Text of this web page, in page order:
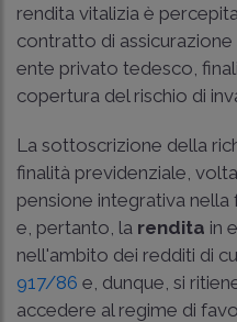
rendita vitalizia è
contratto di
ente privato tedesco,
copertura del rischio di
La sottoscrizione della
finalità previdenziale,
pensione integrativa
e, pertanto, la rendita in
nell'ambito dei redditi di
917/86 e, dunque, si
accedere al regime di